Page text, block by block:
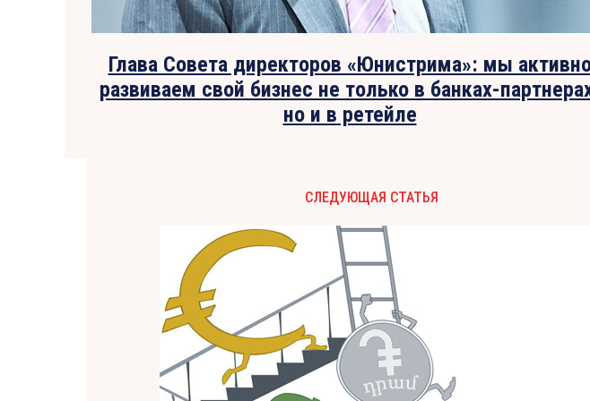
Глава Совета директоров «Юнистрима»: мы
развиваем свой бизнес не только в банках-
но и в ретейле
СЛЕДУЮЩАЯ СТАТЬЯ